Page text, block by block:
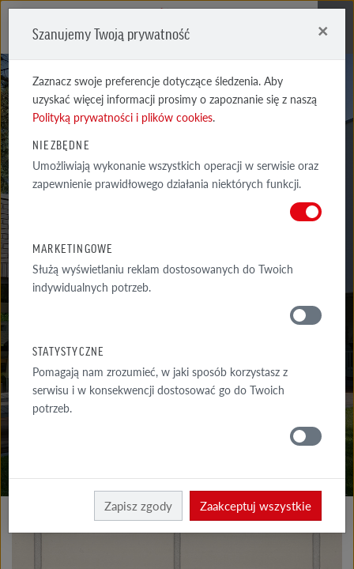
OSLO
GDZIE
Szanujemy Twoją prywatność ×
Zaznacz swoje preferencje dotyczące śledzenia. Aby
uzyskać więcej informacji prosimy o zapoznanie się z naszą
Polityką prywatności i plików cookies.
NIEZBĘDNE
Umożliwiają wykonanie wszystkich operacji w serwisie oraz
zapewnienie prawidłowego działania niektórych funkcji.
MARKETINGOWE
Służą wyświetlaniu reklam dostosowanych do Twoich
indywidualnych potrzeb.
STATYSTYCZNE
Pomagają nam zrozumieć, w jaki sposób korzystasz z
serwisu i w konsekwencji dostosować go do Twoich
potrzeb.
Zapisz zgody Zaakceptuj wszystkie